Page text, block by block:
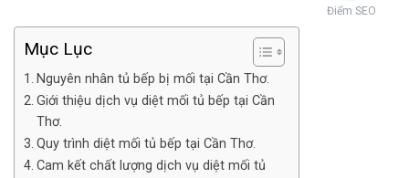
Điểm SEO
Mục Lục
Nguyên nhân tủ bếp bị mối tại Cần Thơ.
Giới thiệu dịch vụ diệt mối tủ bếp tại Cần
Thơ.
Quy trình diệt mối tủ bếp tại Cần Thơ.
Cam kết chất lượng dịch vụ diệt mối tủ